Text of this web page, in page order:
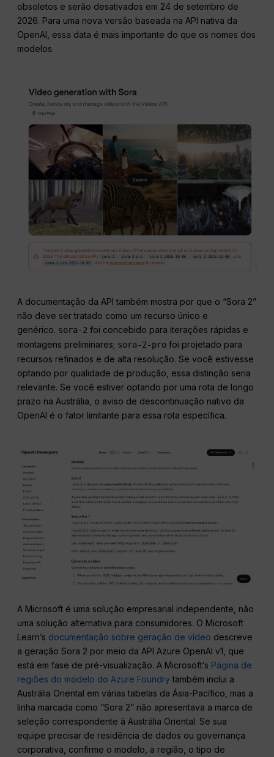
obsoletos e serão desativados em 24 de setembro de
2026. Para uma nova versão baseada na API nativa da
OpenAI, essa data é mais importante do que os nomes dos
modelos.
A documentação da API também mostra por que o “Sora 2”
não deve ser tratado como um recurso único e
genérico. sora-2 foi concebido para iterações rápidas e
montagens preliminares; sora-2-pro foi projetado para
recursos refinados e de alta resolução. Se você estivesse
optando por qualidade de produção, essa distinção seria
relevante. Se você estiver optando por uma rota de longo
prazo na Austrália, o aviso de descontinuação nativo da
OpenAI é o fator limitante para essa rota específica.
A Microsoft é uma solução empresarial independente, não
uma solução alternativa para consumidores. O Microsoft
Learn’s documentação sobre geração de vídeo descreve
a geração Sora 2 por meio da API Azure OpenAI v1, que
está em fase de pré-visualização. A Microsoft’s Página de
regiões do modelo do Azure Foundrytambém inclui a
Austrália Oriental em várias tabelas da Ásia-Pacífico, mas a
linha marcada como “Sora 2” não apresentava a marca de
seleção correspondente à Austrália Oriental. Se sua
equipe precisar de residência de dados ou governança
corporativa, confirme o modelo, a região, o tipo de